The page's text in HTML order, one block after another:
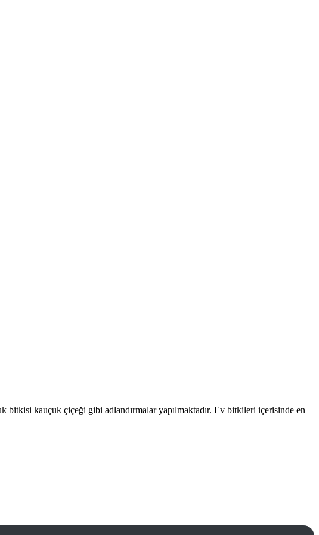
kauçuk çiçeği gibi adlandırmalar yapılmaktadır. Ev bitkileri içerisinde en